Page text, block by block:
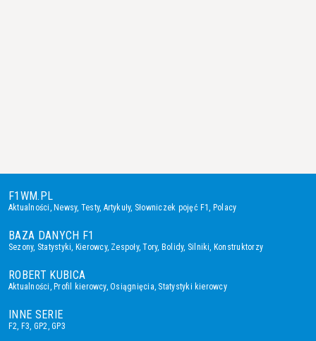
F1WM.PL
Aktualności, Newsy, Testy, Artykuły, Słowniczek pojęć F1, Polacy
BAZA DANYCH F1
Sezony, Statystyki, Kierowcy, Zespoły,Tory, Bolidy, Silniki, Konstruktorzy
ROBERT KUBICA
Aktualności, Profil kierowcy,Osiągnięcia, Statystyki kierowcy
INNE SERIE
F2, F3, GP2,GP3